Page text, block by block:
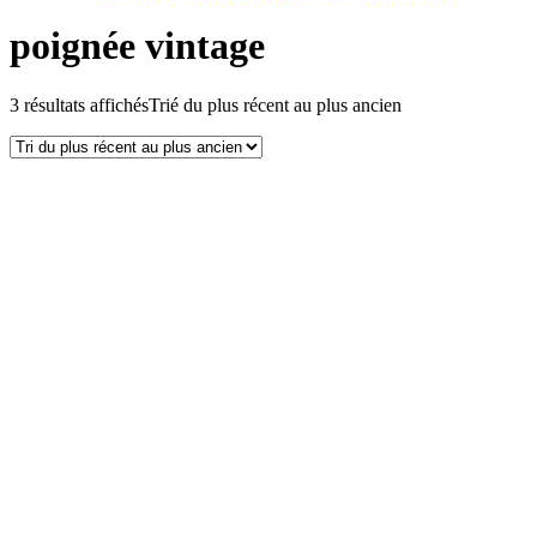
poignée vintage
3 résultats affichésTrié du plus récent au plus ancien